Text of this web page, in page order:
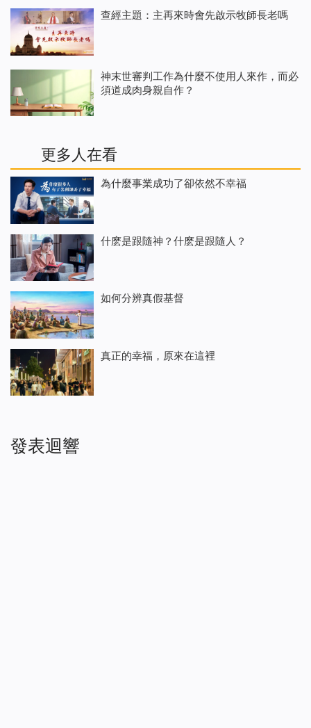
查經主題：主再來時會先啟示牧師長老嗎
神末世審判工作為什麼不使用人來作，而必
須道成肉身親自作？
更多人在看
為什麼事業成功了卻依然不幸福
什麽是跟隨神？什麽是跟隨人？
如何分辨真假基督
真正的幸福，原來在這裡
發表迴響